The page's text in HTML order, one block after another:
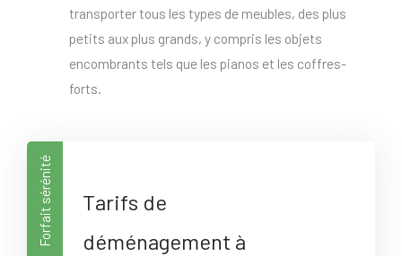
transporter tous les types de meubles, des plus
petits aux plus grands, y compris les objets
encombrants tels que les pianos et les coffres-
forts.
Forfait sérénité
Tarifs de
déménagement à